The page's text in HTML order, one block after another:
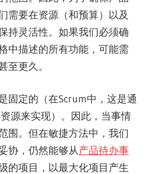
需要在资源（和预算）以及
持灵活性。如果我们必须确
中描述的所有功能，可能需
至更久。
固定的（在Scrum中，这是通
源来实现）。因此，当事情
围。但在敏捷方法中，我们
协，仍然能够从产品待办事
的项目，以最大化项目产生